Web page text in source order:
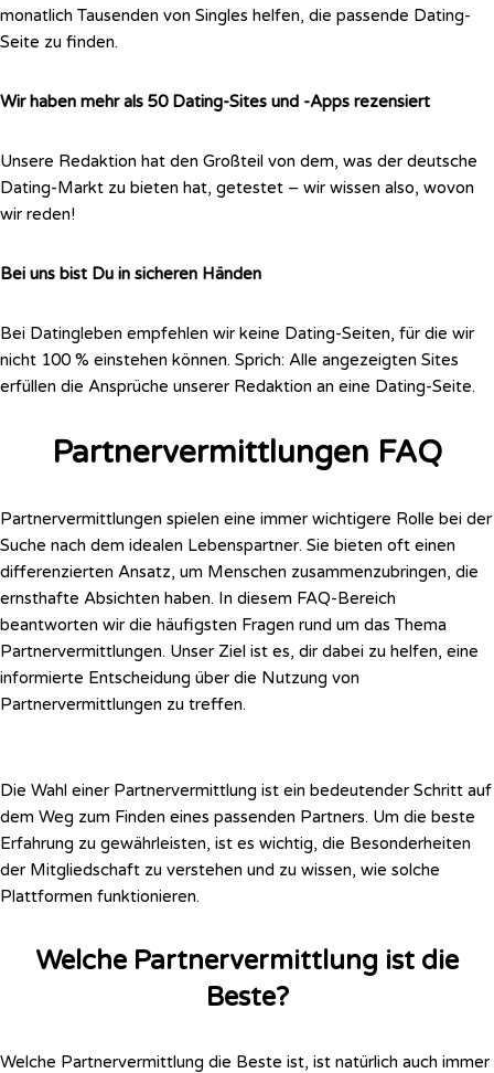
monatlich Tausenden von Singles helfen, die passende Dating-
Seite zu finden.
Wir haben mehr als 50 Dating-Sites und -Apps rezensiert
Unsere Redaktion hat den Großteil von dem, was der deutsche
Dating-Markt zu bieten hat, getestet – wir wissen also, wovon
wir reden!
Bei uns bist Du in sicheren Händen
Bei Datingleben empfehlen wir keine Dating-Seiten, für die wir
nicht 100 % einstehen können. Sprich: Alle angezeigten Sites
erfüllen die Ansprüche unserer Redaktion an eine Dating-Seite.
Partnervermittlungen FAQ
Partnervermittlungen spielen eine immer wichtigere Rolle bei der
Suche nach dem idealen Lebenspartner. Sie bieten oft einen
differenzierten Ansatz, um Menschen zusammenzubringen, die
ernsthafte Absichten haben. In diesem FAQ-Bereich
beantworten wir die häufigsten Fragen rund um das Thema
Partnervermittlungen. Unser Ziel ist es, dir dabei zu helfen, eine
informierte Entscheidung über die Nutzung von
Partnervermittlungen zu treffen.
Die Wahl einer Partnervermittlung ist ein bedeutender Schritt auf
dem Weg zum Finden eines passenden Partners. Um die beste
Erfahrung zu gewährleisten, ist es wichtig, die Besonderheiten
der Mitgliedschaft zu verstehen und zu wissen, wie solche
Plattformen funktionieren.
Welche Partnervermittlung ist die
Beste?
Welche Partnervermittlung die Beste ist, ist natürlich auch immer